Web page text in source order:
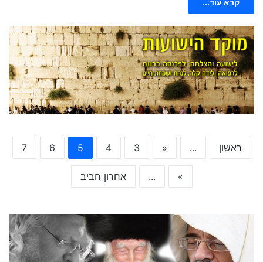
קרא עוד...
ראשון ...
«
3
4
5
6
7
»
... אחרון חביב